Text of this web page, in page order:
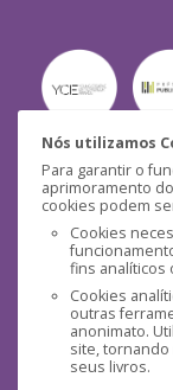
Nós utilizamos
Para garantir o
aprimoramento
cookies podem
Cookies
fins analíticos
Cookies
outras
anonimato.
site, tornando
seus livros.